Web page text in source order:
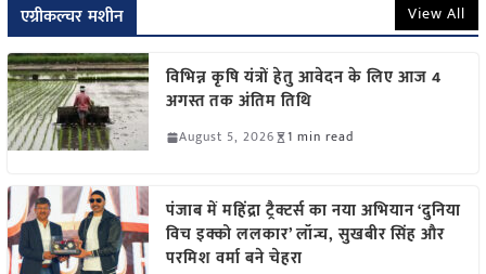
एग्रीकल्चर मशीन View All
विभिन्न कृषि यंत्रों हेतु आवेदन के लिए आज 4
अगस्त तक अंतिम तिथि
August 5, 2026 1 min read
पंजाब में महिंद्रा ट्रैक्टर्स का नया अभियान ‘दुनिया
विच इक्को ललकार’ लॉन्च, सुखबीर सिंह और
परमिश वर्मा बने चेहरा